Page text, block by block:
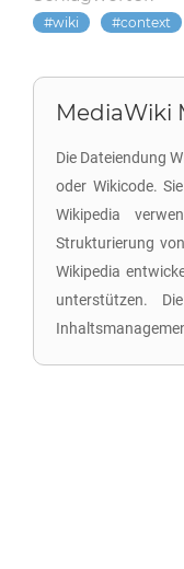
wiki context
MediaWiki
Die Dateiendung
oder Wikicode.
Wikipedia
Strukturierung
Wikipedia
unterstützen.